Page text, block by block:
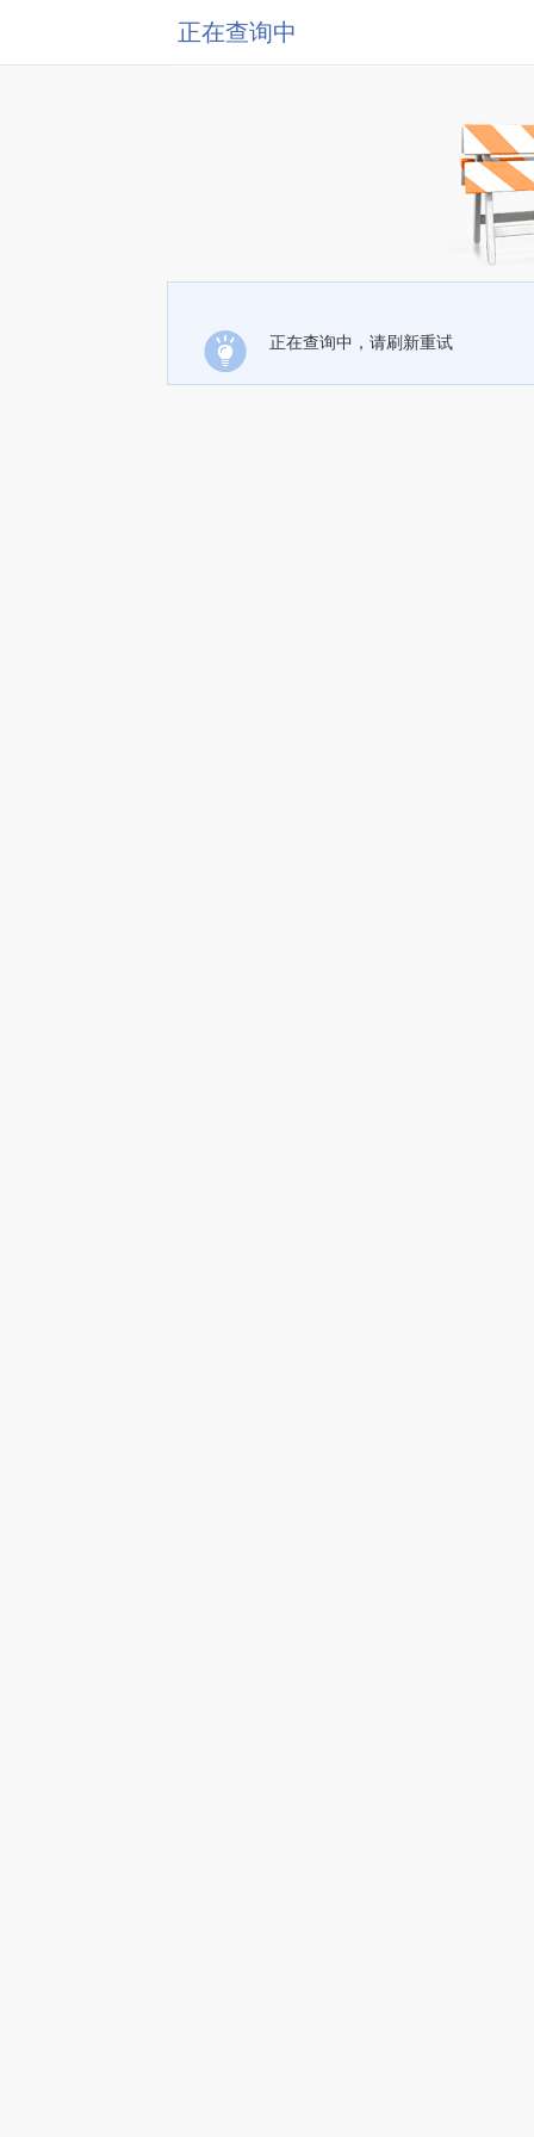
正在查询中
正在查询中，请刷新重试